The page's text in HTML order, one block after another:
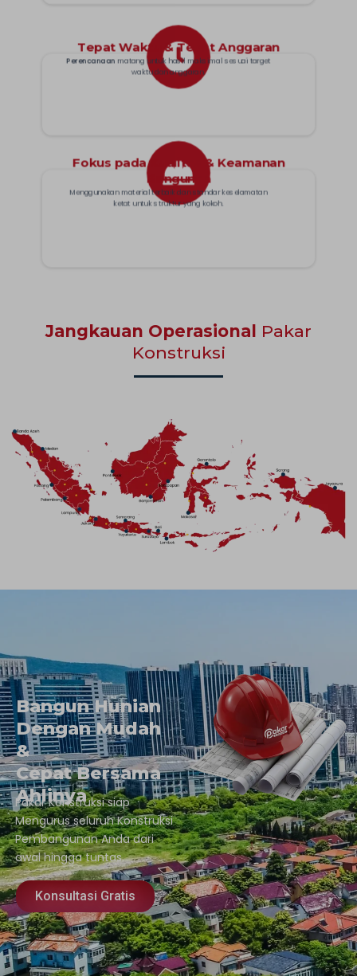
Tepat Waktu & Tepat Anggaran
Perencanaan matang untuk hasil maksimal sesuai target
waktu dan anggaran.
Fokus pada Kualitas & Keamanan
Bangunan
Menggunakan material terbaik dan standar keselamatan
ketat untuk struktur yang kokoh.
Jangkauan Operasional Pakar
Konstruksi
Bangun Hunian
Dengan Mudah
&
Cepat Bersama
Ahlinya
Pakar Konstruksi siap
Mengurus seluruh Konstruksi
Pembangunan Anda dari
awal hingga tuntas.
Konsultasi Gratis